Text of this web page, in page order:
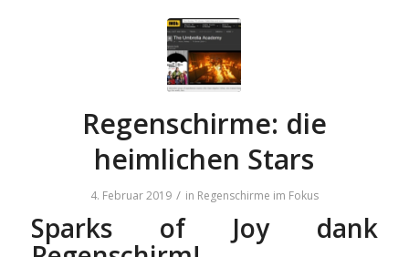
Regenschirme: die
heimlichen Stars
4. Februar 2019 / in Regenschirme im Fokus
Sparks of Joy dank